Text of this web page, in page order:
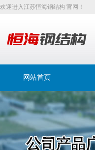
欢迎进入江苏恒海钢结构 官网！
网站首页